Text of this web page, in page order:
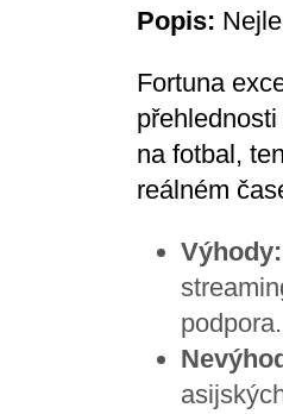
Popis:
Fortuna
na fotbal,
reálném
Výhody:
podpora.